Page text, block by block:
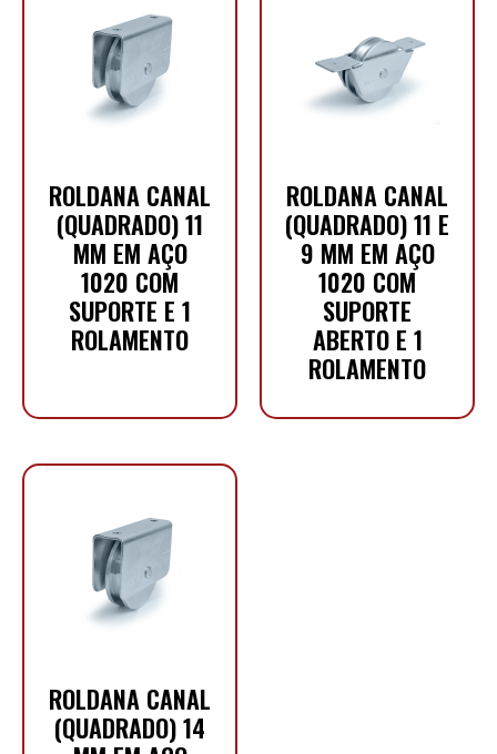
ROLDANA CANAL
(QUADRADO) 11
MM EM AÇO
1020 COM
SUPORTE E 1
ROLAMENTO
ROLDANA CANAL
(QUADRADO) 11 E
9 MM EM AÇO
1020 COM
SUPORTE
ABERTO E 1
ROLAMENTO
ROLDANA CANAL
(QUADRADO) 14